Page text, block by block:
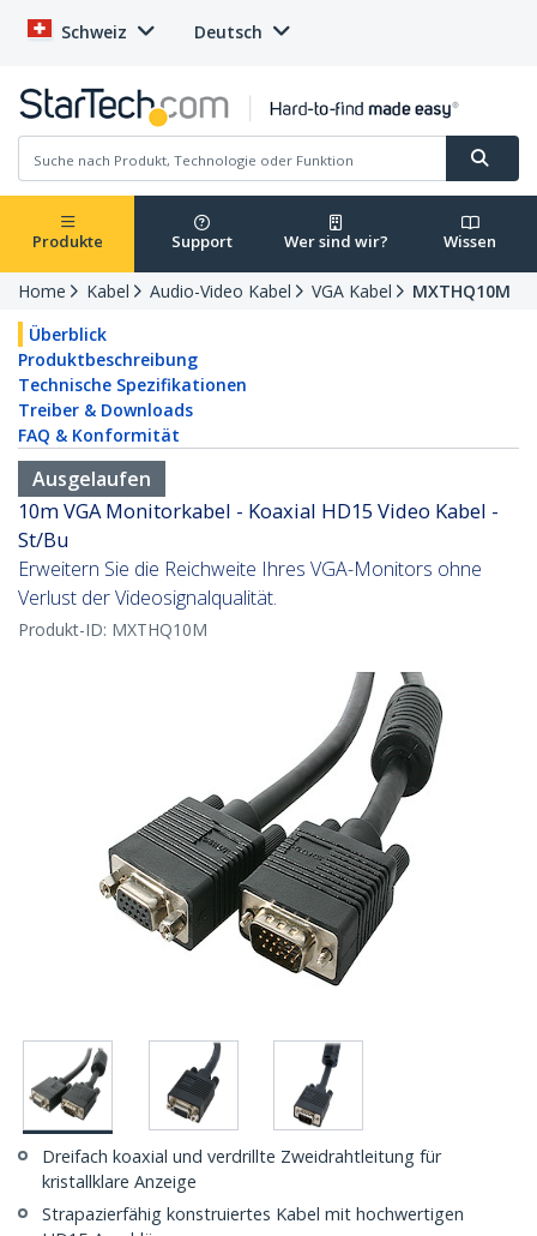
Schweiz Deutsch
Produkte Support Wer sind wir? Wissen
Home Kabel Audio-Video Kabel VGA Kabel
MXTHQ10M
Überblick
Produktbeschreibung
Technische Spezifikationen
Treiber & Downloads
FAQ & Konformität
Ausgelaufen
10m VGA Monitorkabel - Koaxial HD15 Video Kabel -
St/Bu
Erweitern Sie die Reichweite Ihres VGA-Monitors ohne
Verlust der Videosignalqualität.
Produkt-ID: MXTHQ10M
Dreifach koaxial und verdrillte Zweidrahtleitung für
kristallklare Anzeige
Strapazierfähig konstruiertes Kabel mit hochwertigen